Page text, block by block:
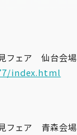
フェア 仙台会場
index.html
フェア 青森会場